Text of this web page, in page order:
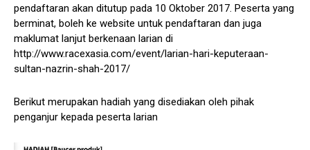
pendaftaran akan ditutup pada 10 Oktober 2017. Peserta yang
berminat, boleh ke website untuk pendaftaran dan juga
maklumat lanjut berkenaan larian di
http://www.racexasia.com/event/larian-hari-keputeraan-
sultan-nazrin-shah-2017/
Berikut merupakan hadiah yang disediakan oleh pihak
penganjur kepada peserta larian